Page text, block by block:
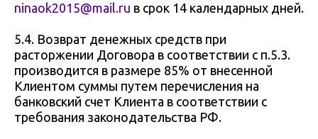
ninaok2015@mail.ru в срок 14 календарных дней.
5.4. Возврат денежных средств при
расторжении Договора в соответствии с п.5.3.
производится в размере 85% от внесенной
Клиентом суммы путем перечисления на
банковский счет Клиента в соответствии с
требования законодательства РФ.